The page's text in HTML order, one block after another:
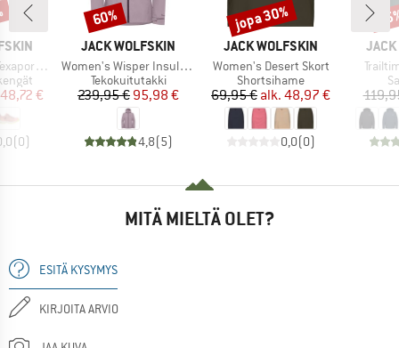
Low
hinta
48,72 €
(0)
MERKKI
JACK WOLFSKIN
Tuote
Women's Wisper Insulated Jacket
Tuoteryhmä
Tekokuitutakki
Hinta
239,95 €Alennettu hinta
95,98 €
4,8(5)
Alennus
60%
MERKKI
JACK WOLFSKIN
Tuote
Women's Desert Skort
Tuoteryhmä
Shortsihame
Hinta
69,95 € Alennettu hinta
alk. 48,97 €
0,0(0)
Alennus
jopa 30%
Tuote
MITÄ MIELTÄ OLET?
ESITÄ KYSYMYS
KIRJOITA ARVIO